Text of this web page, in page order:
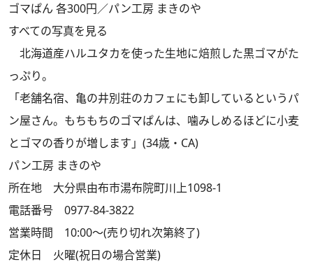
ゴマぱん 各300円／パン工房 まきのや
すべての写真を見る
北海道産ハルユタカを使った生地に焙煎した黒ゴマがた
っぷり。
「老舗名宿、亀の井別荘のカフェにも卸しているというパ
ン屋さん。もちもちのゴマぱんは、噛みしめるほどに小麦
とゴマの香りが増します」(34歳・CA)
パン工房 まきのや
所在地 大分県由布市湯布院町川上1098-1
電話番号 0977-84-3822
営業時間 10:00～(売り切れ次第終了)
定休日 火曜(祝日の場合営業)